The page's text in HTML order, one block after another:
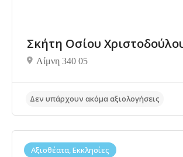
Σκήτη Οσίου
Λίμνη 340 05
Αξιοθέατα, Εκκλησίες